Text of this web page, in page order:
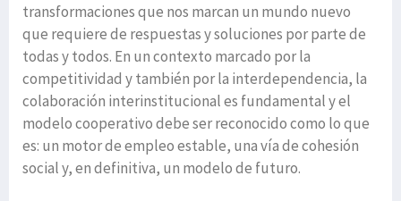
transformaciones que nos marcan un mundo nuevo
que requiere de respuestas y soluciones por parte de
todas y todos. En un contexto marcado por la
competitividad y también por la interdependencia, la
colaboración interinstitucional es fundamental y el
modelo cooperativo debe ser reconocido como lo que
es: un motor de empleo estable, una vía de cohesión
social y, en definitiva, un modelo de futuro.